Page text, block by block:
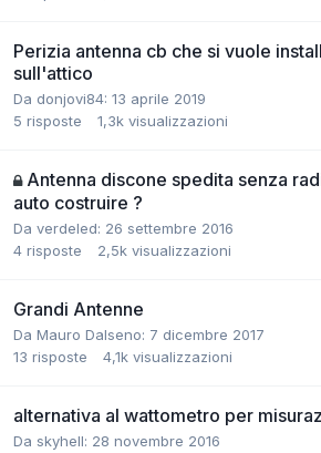
Perizia antenna cb che si vuole
sull'attico
Da donjovi84: 13 aprile 2019
5 risposte 1,3k visualizzazioni
Antenna discone spedita senza
auto costruire ?
Da verdeled: 26 settembre 2016
4 risposte 2,5k visualizzazioni
Grandi Antenne
Da Mauro Dalseno: 7 dicembre 2017
13 risposte 4,1k visualizzazioni
alternativa al wattometro per
Da skyhell: 28 novembre 2016